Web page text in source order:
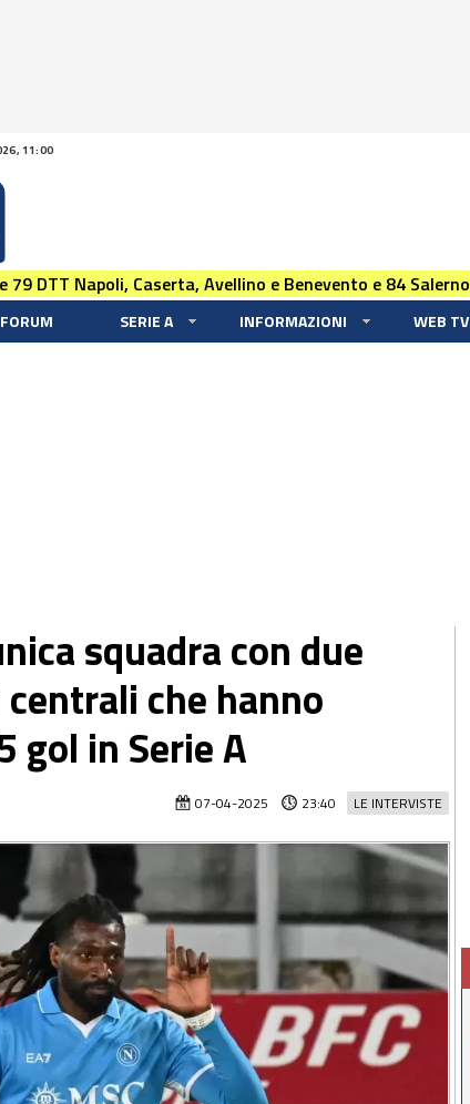
11:00
79 DTT Napoli, Caserta, Avellino e Benevento e 84 Salerno
FORUM SERIE A INFORMAZIONI WEB TV
squadra con due
che hanno
gol in Serie A
LE INTERVISTE
07-04-2025 23:40